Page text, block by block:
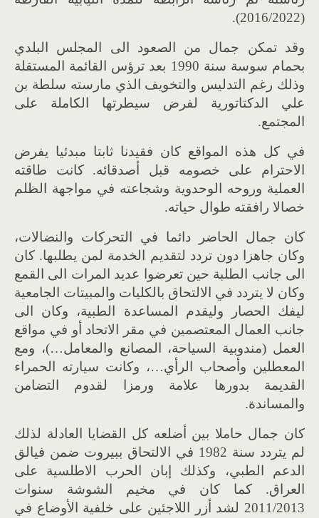
(2016/2022).
وقد تمكن جمال من الصعود الى المجلس البلدي
بحمام سوسة سنة 1990 بعد ترؤس القائمة المستقلة
وذلك رغم التدليس والتخويف الذي مارسته سلطة بن
علي الدكتاتورية لفرض سيطرتها الكاملة على
المجتمع.
في كل هذه المواقع كان فقيدنا ثابتا مبدئيا يفرض
الاحترام على خصومه قبل أصدقائه.كانت طاقته
العملية وروحه الوحدوية وشجاعته في مواجهة الظلم
خصالا رافقته طوال حياته.
كان جمال الحاضر دائما في التحركات والنضالات،
وكان جاهزا دون تردد لتقديم الخدمة لمن يطلبها. كان
الى جانب الطلبة حين تعرضوا عديد المرات الى القمع
وكان لا يتردد في الالتحاق بالكليات والمبيتات الجامعية
ليفك الحصار وليقدم المساعدة الطبية، وكان الى
جانب العمال المعتصمين في مقر الاتحاد أو في مواقع
العمل (مندوبية السياحة، المصانع والمعامل…)، ومع
المعطلين وأصحاب الرأي…، وكانت سيارته الحمراء
القديمة بدورها علامة ورمزا لقدوم التضامن
والمساندة.
كان جمال حاملا بين أضلعه كل القضايا العادلة لذلك
لم يتردد سنة 1982 في الالتحاق ببيروت ضمن فيالق
الدعم الطبي، وكذلك إبان الحرب الاطلسية على
العراق. كما كان في مخيم الشوشة سنوات
2011/2013 لشد أزر اللاجئين على خلفية الأوضاع في